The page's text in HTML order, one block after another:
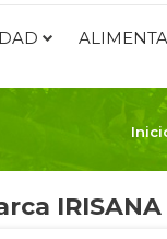
IRISANA